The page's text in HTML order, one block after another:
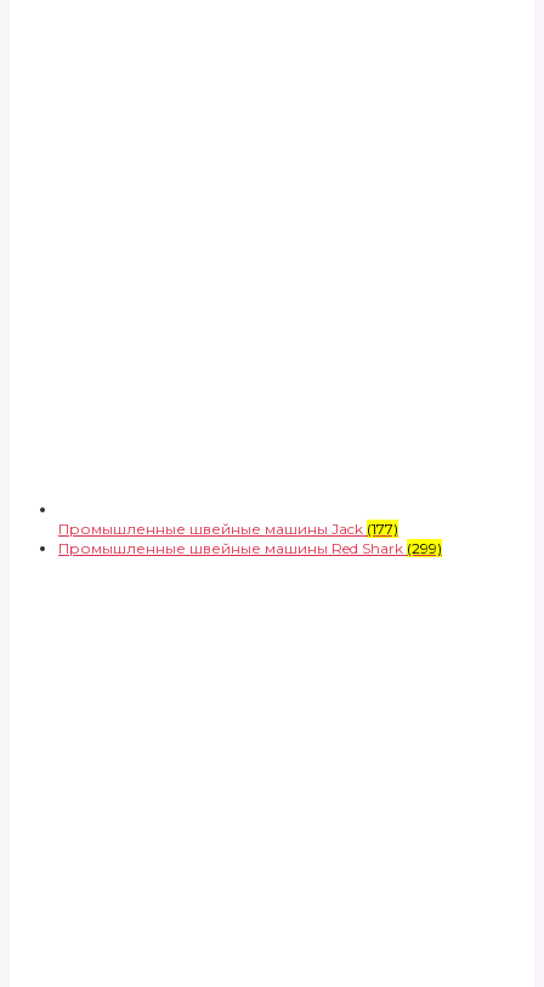
Промышленные швейные машины Jack (177)
Промышленные швейные машины Red Shark (299)